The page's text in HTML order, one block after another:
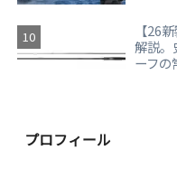
【26
解説。
ーフの
プロフィール